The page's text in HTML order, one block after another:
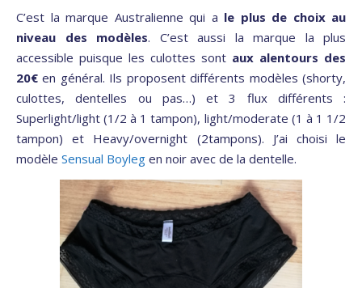
C’est la marque Australienne qui a le plus de choix au
niveau des modèles. C’est aussi la marque la plus
accessible puisque les culottes sont aux alentours des
20€ en général. Ils proposent différents modèles (shorty,
culottes, dentelles ou pas…) et 3 flux différents :
Superlight/light (1/2 à 1 tampon), light/moderate (1 à 1 1/2
tampon) et Heavy/overnight (2tampons). J’ai choisi le
modèle Sensual Boyleg en noir avec de la dentelle.